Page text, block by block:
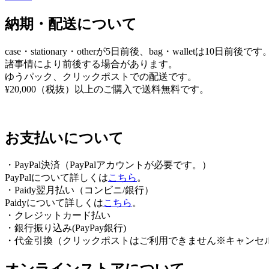
ー
シ
ョ
ン
納期・配送について
case・stationary・otherが5日前後、bag・walletは10日前後です。
諸事情により前後する場合があります。
ゆうパック、クリックポストでの配送です。
¥20,000（税抜）以上のご購入で送料無料です。
お支払いについて
・PayPal決済（PayPalアカウントが必要です。）
PayPalについて詳しくはこちら。
・Paidy翌⽉払い（コンビニ/銀⾏）
Paidyについて詳しくはこちら。
・クレジットカード払い
・銀行振り込み(PayPay銀行)
・代金引換（クリックポストはご利用できません※キャンセ